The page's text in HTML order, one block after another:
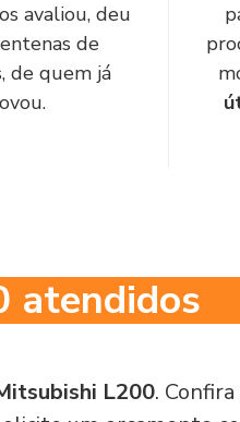
avaliou, deu
de
de quem já
atendidos
L200.